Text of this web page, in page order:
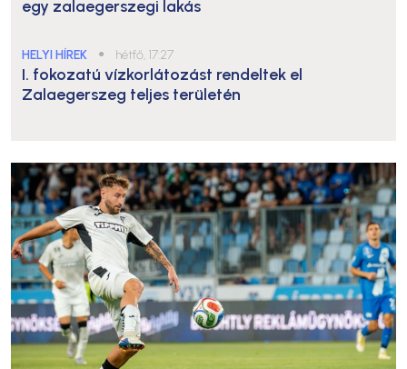
egy zalaegerszegi lakás
HELYI HÍREK ● hétfő, 17:27
I. fokozatú vízkorlátozást rendeltek el
Zalaegerszeg teljes területén